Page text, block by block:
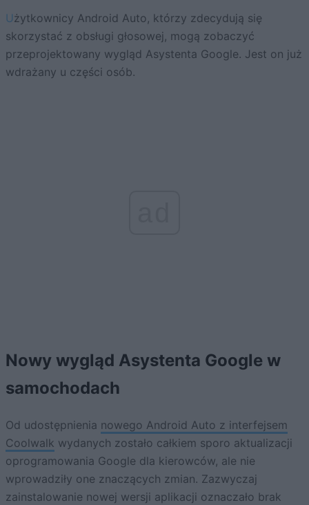
Użytkownicy Android Auto, którzy zdecydują się
skorzystać z obsługi głosowej, mogą zobaczyć
przeprojektowany wygląd Asystenta Google. Jest on już
wdrażany u części osób.
Nowy wygląd Asystenta Google w
samochodach
Od udostępnienia nowego Android Auto z interfejsem
Coolwalk wydanych zostało całkiem sporo aktualizacji
oprogramowania Google dla kierowców, ale nie
wprowadziły one znaczących zmian. Zazwyczaj
zainstalowanie nowej wersji aplikacji oznaczało brak